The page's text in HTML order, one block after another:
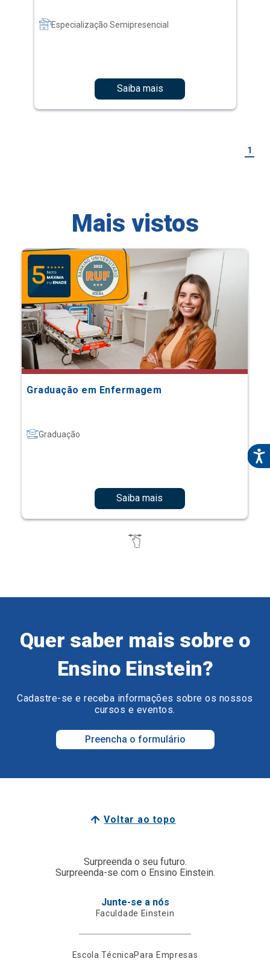
Especialização Semipresencial
Saiba mais
1
Mais vistos
Graduação em Enfermagem
Graduação
Saiba mais
Quer saber mais sobre o
Ensino Einstein?
Cadastre-se e receba informações sobre os nossos
cursos e eventos.
Preencha o formulário
Voltar ao topo
Surpreenda o seu futuro.
Surpreenda-se com o Ensino Einstein.
Junte-se a nós
Faculdade Einstein
Escola TécnicaPara Empresas